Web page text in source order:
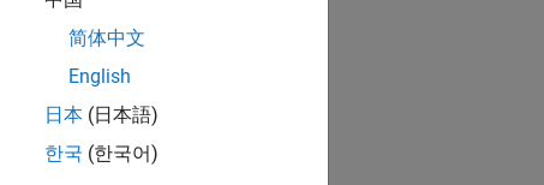
简体中文
English
日本 (日本語)
한국 (한국어)